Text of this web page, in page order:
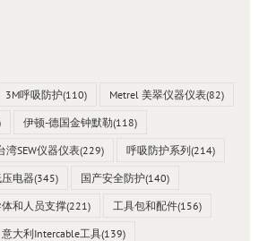
3M呼吸防护(110) Metrel 美翠仪器仪表(82)
伊顿-德国金钟默勒(118)
湾SEW仪器仪表(229) 呼吸防护系列(214)
电器(345) 国产安全防护(140)
体和人员支撑(221) 工具包和配件(156)
意大利Intercable工具(139)